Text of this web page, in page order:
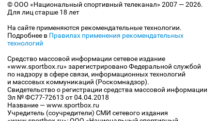
© ООО «Национальный спортивный телеканал» 2007 — 2026.
Для лиц старше 18 лет
На сайте применяются рекомендательные технологии.
Подробнее в Правилах применения рекомендательных
технологий
Средство массовой информации сетевое издание
«www.sportbox.ru» зарегистрировано Федеральной службой
по надзору в сфере связи, информационных технологий
и массовых коммуникаций (Роскомнадзор).
Свидетельство о регистрации средства массовой информации
Эл № ФС77-72613 от 04.04.2018
Название — www.sportbox.ru
Учредитель (соучредители) СМИ сетевого издания